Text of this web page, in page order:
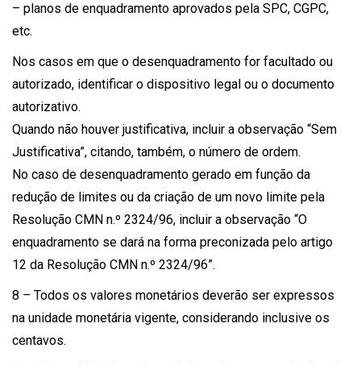
– planos de enquadramento aprovados pela SPC, CGPC,
etc.
Nos casos em que o desenquadramento for facultado ou
autorizado, identificar o dispositivo legal ou o documento
autorizativo.
Quando não houver justificativa, incluir a observação “Sem
Justificativa”, citando, também, o número de ordem.
No caso de desenquadramento gerado em função da
redução de limites ou da criação de um novo limite pela
Resolução CMN n.º 2324/96, incluir a observação “O
enquadramento se dará na forma preconizada pelo artigo
12 da Resolução CMN n.º 2324/96”.
8 – Todos os valores monetários deverão ser expressos
na unidade monetária vigente, considerando inclusive os
centavos.